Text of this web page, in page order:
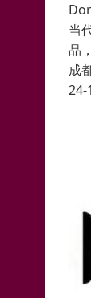
当
品
成
24-